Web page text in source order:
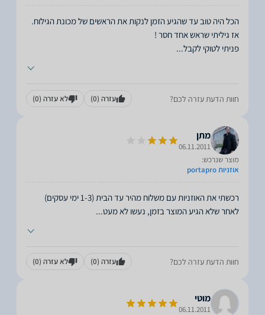
הכל היה טוב עד שהגיע הזמן לנקות את הראשים של מכונת הגילוח.
פניתי לטוקי לקבל...
חוות הדעת עזרה לכם? עזרה (0) לא עזרה (0)
מתן
06.11.2011
מוצר שנרכש:
אוזניות portapro
לאחר שלא הגיע המוצר בזמן, נעשו לא מעט...
חוות הדעת עזרה לכם? עזרה (0) לא עזרה (0)
מוטי
06.11.2011